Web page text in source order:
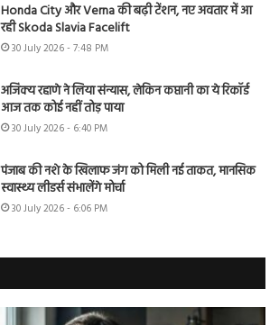
Honda City और Verna की बढ़ी टेंशन, नए अवतार में आ
रही Skoda Slavia Facelift
30 July 2026 - 7:48 PM
अजिंक्य रहाणे ने लिया संन्यास, लेकिन कप्तानी का ये रिकॉर्ड
आज तक कोई नहीं तोड़ पाया
30 July 2026 - 6:40 PM
पंजाब की नशे के खिलाफ जंग को मिली नई ताकत, मानसिक
स्वास्थ्य लीडर्स संभालेंगे मोर्चा
30 July 2026 - 6:06 PM